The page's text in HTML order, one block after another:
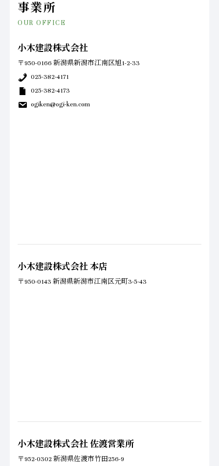
事業所
OUR OFFICE
小木建設株式会社
〒950-0166 新潟県新潟市江南区旭1-2-33
025-382-4171
025-382-4173
ogiken@ogi-ken.com
小木建設株式会社 本店
〒950-0143 新潟県新潟市江南区元町3-5-43
小木建設株式会社 佐渡営業所
〒952-0302 新潟県佐渡市竹田256-9